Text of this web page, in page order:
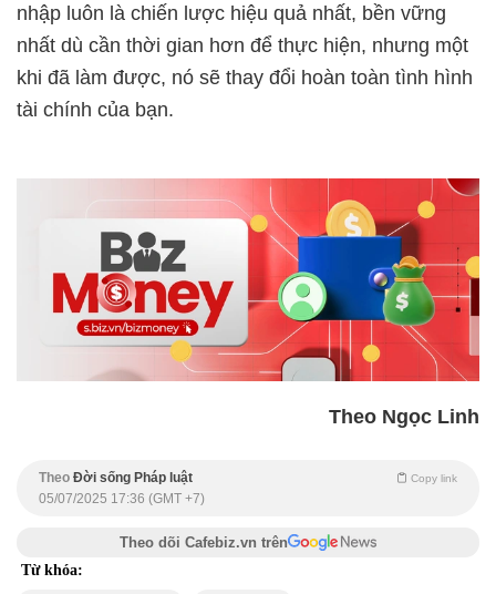
nhập luôn là chiến lược hiệu quả nhất, bền vững
nhất dù cần thời gian hơn để thực hiện, nhưng một
khi đã làm được, nó sẽ thay đổi hoàn toàn tình hình
tài chính của bạn.
Theo Ngọc Linh
Theo Đời sống Pháp luật Copy link
05/07/2025 17:36 (GMT +7)
Theo dõi Cafebiz.vn trên
Từ khóa: